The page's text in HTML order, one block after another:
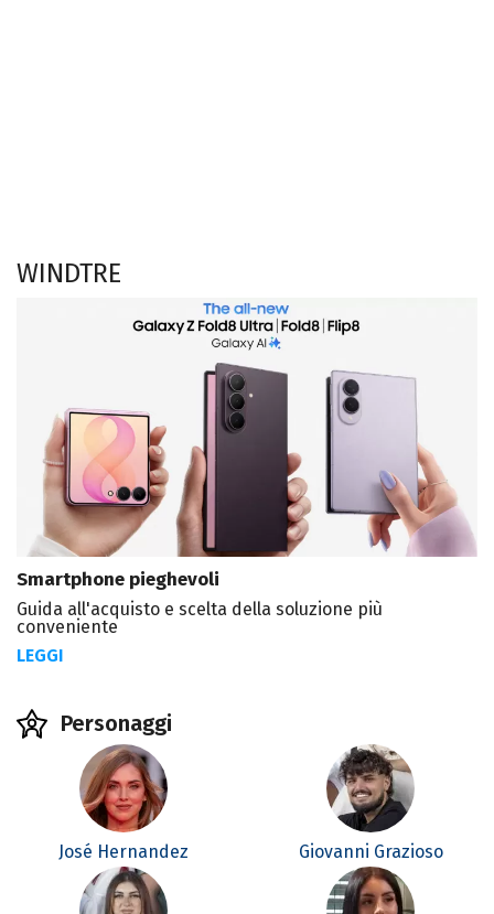
WINDTRE
Smartphone pieghevoli
Guida all'acquisto e scelta della soluzione più
conveniente
LEGGI
Personaggi
José Hernandez Giovanni Grazioso